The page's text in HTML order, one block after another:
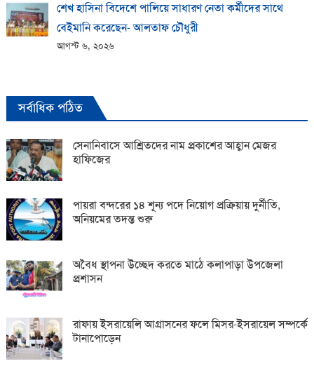
শেখ হাসিনা বিদেশে পালিয়ে সাধারণ নেতা কর্মীদের সাথে
বেইমানি করেছেন- আলতাফ চৌধুরী
আগস্ট ৬, ২০২৬
সর্বাধিক পঠিত
সেনানিবাসে আশ্রিতদের নাম প্রকাশের আহ্বান মেজর
হাফিজের
পায়রা বন্দরের ১৪ শূন্য পদে নিয়োগ প্রক্রিয়ায় দুর্নীতি,
অনিয়মের তদন্ত শুরু
অবৈধ স্থাপনা উচ্ছেদ করতে মাঠে কলাপাড়া উপজেলা
প্রশাসন
রাফায় ইসরায়েলি আগ্রাসনের ফলে মিসর-ইসরায়েল সম্পর্কে
টানাপোড়েন